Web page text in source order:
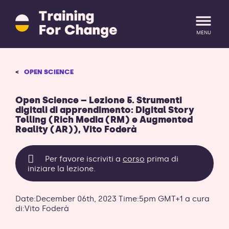
Training
for
Change
alla
MENU
OPEN SCIENCE
Open Science – Lezione 5. Strumenti
digitali di apprendimento: Digital Story
Telling (Rich Media (RM) e Augmented
Reality (AR)), Vito Foderà
Per favore iscriviti a corso prima di
iniziare la lezione.
Date:December 06th, 2023 Time:5pm GMT+1 a cura
di:Vito Foderà